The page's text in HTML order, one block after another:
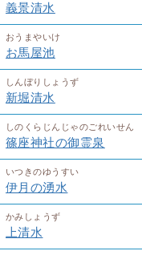
義景清水
おうまやいけ
お馬屋池
しんぼりしょうず
新堀清水
しのくらじんじゃのごれいせん
篠座神社の御霊泉
いつきのゆうすい
伊月の湧水
かみしょうず
上清水